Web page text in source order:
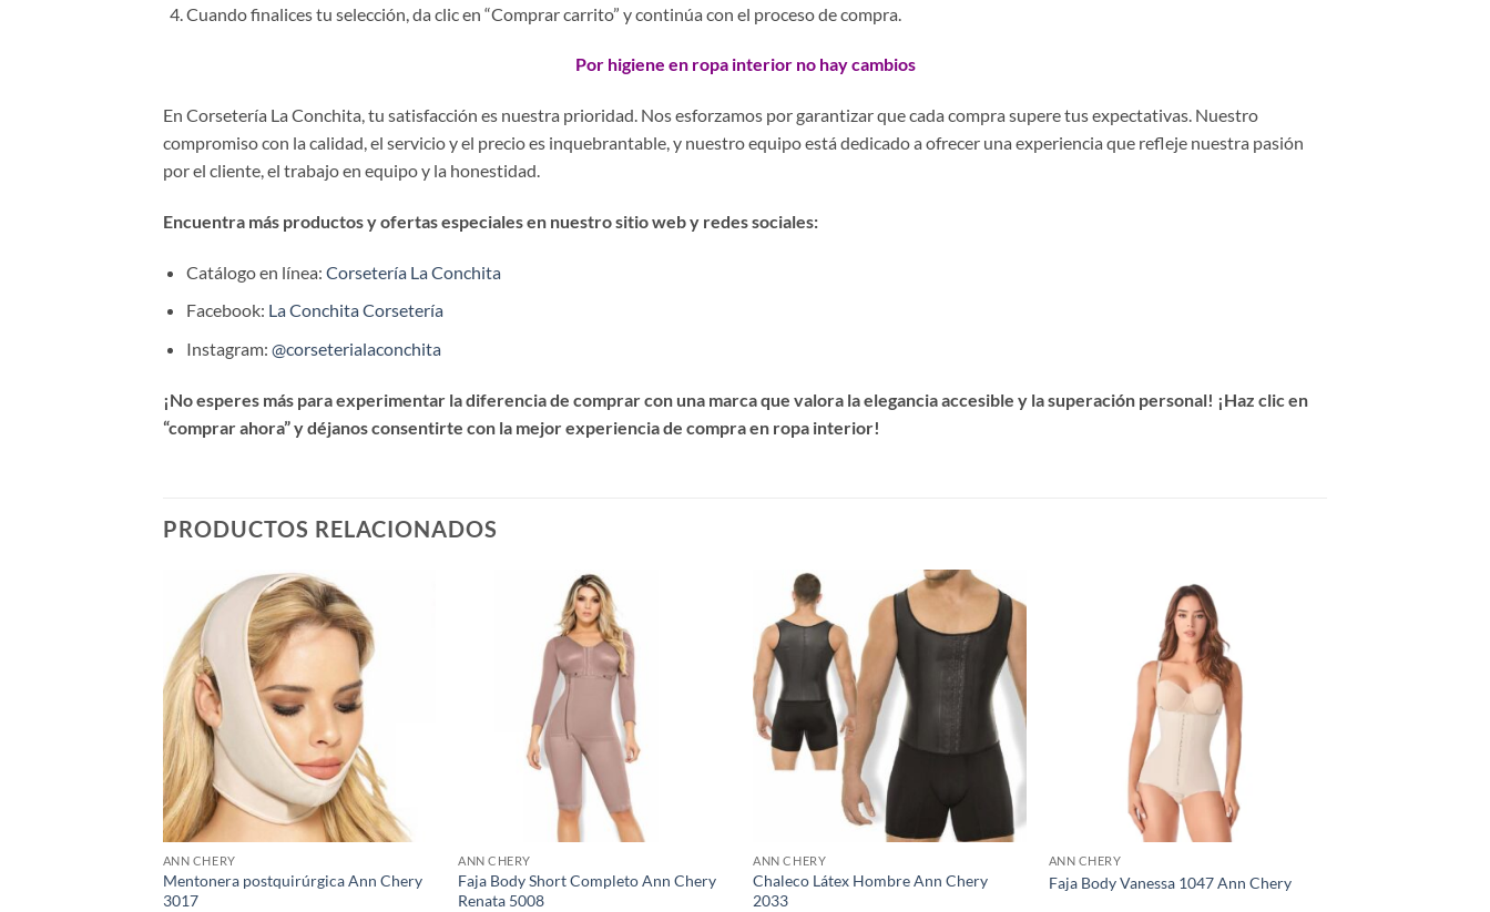
Cuando finalices tu selección, da clic en “Comprar carrito” y continúa con el proceso de compra.
Por higiene en ropa interior no hay cambios
En Corsetería La Conchita, tu satisfacción es nuestra prioridad. Nos esforzamos por garantizar que cada compra supere tus expectativas. Nuestro
compromiso con la calidad, el servicio y el precio es inquebrantable, y nuestro equipo está dedicado a ofrecer una experiencia que refleje nuestra pasión
por el cliente, el trabajo en equipo y la honestidad.
Encuentra más productos y ofertas especiales en nuestro sitio web y redes sociales:
Catálogo en línea: Corsetería La Conchita
Facebook: La Conchita Corsetería
Instagram: @corseterialaconchita
¡No esperes más para experimentar la diferencia de comprar con una marca que valora la elegancia accesible y la superación personal! ¡Haz clic en
“comprar ahora” y déjanos consentirte con la mejor experiencia de compra en ropa interior!
PRODUCTOS RELACIONADOS
ANN CHERY
Mentonera postquirúrgica Ann Chery
3017
ANN CHERY
Faja Body Short Completo Ann Chery
Renata 5008
ANN CHERY
Chaleco Látex Hombre Ann Chery
2033
ANN CHERY
Faja Body Vanessa 1047 Ann Chery